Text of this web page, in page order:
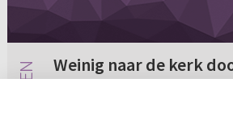
Weinig naar de kerk